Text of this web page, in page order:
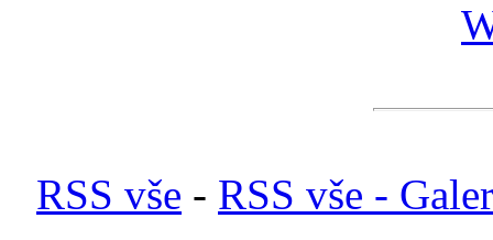
RSS vše - RSS vše -